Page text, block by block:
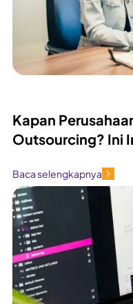
Kapan
Outsourcing? Ini
Baca selengkapnya